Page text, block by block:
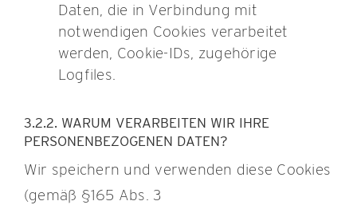
Daten, die in Verbindung mit
notwendigen Cookies verarbeitet
werden, Cookie-IDs, zugehörige
Logfiles.
3.2.2. WARUM VERARBEITEN WIR IHRE
PERSONENBEZOGENEN DATEN?
Wir speichern und verwenden diese Cookies
(gemäß §165 Abs. 3